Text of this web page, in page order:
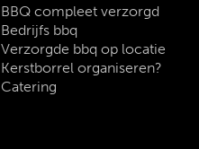
BBQ compleet verzorgd
Bedrijfs bbq
Verzorgde bbq op locatie
Kerstborrel organiseren?
Catering